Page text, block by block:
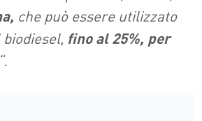
che può essere utilizzato
fino al 25%, per